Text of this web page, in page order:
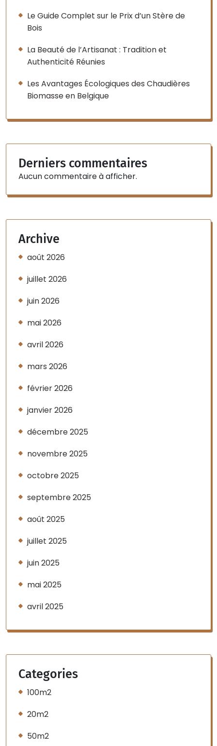
Le Guide Complet sur le Prix d’un Stère de
Bois
La Beauté de l’Artisanat : Tradition et
Authenticité Réunies
Les Avantages Écologiques des Chaudières
Biomasse en Belgique
Derniers commentaires
Aucun commentaire à afficher.
Archive
août 2026
juillet 2026
juin 2026
mai 2026
avril 2026
mars 2026
février 2026
janvier 2026
décembre 2025
novembre 2025
octobre 2025
septembre 2025
août 2025
juillet 2025
juin 2025
mai 2025
avril 2025
Categories
100m2
20m2
50m2